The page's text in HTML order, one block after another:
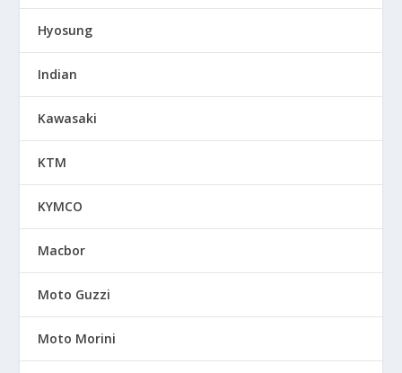
Hyosung
Indian
Kawasaki
KTM
KYMCO
Macbor
Moto Guzzi
Moto Morini